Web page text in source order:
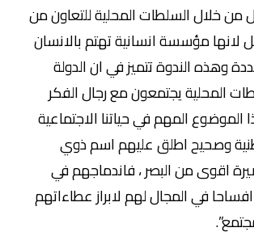
من خلال السلطات المحلية للتعاون من
مؤسسة انسانية تهتم بالانسان
وهذه الندوة تتميز في ان الدولة
المحلية يجتمعون مع رجال الفكر
المهم في حياتنا الاجتماعية
وصحيح اطلق عليهم اسم ذوي
اقوى من البصر ، فاندماجهم في
في المجال لهم لابراز عطاءاتهم